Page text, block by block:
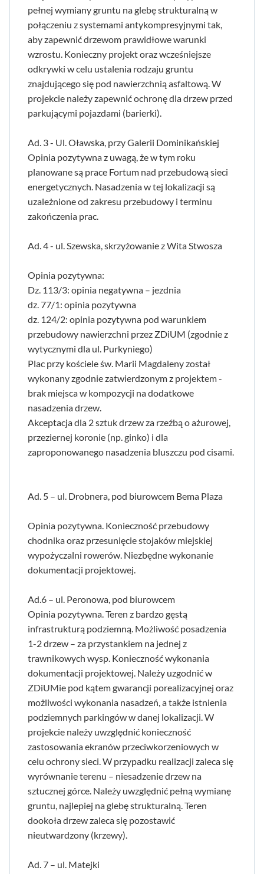
pełnej wymiany gruntu na glebę strukturalną w
połączeniu z systemami antykompresyjnymi tak,
aby zapewnić drzewom prawidłowe warunki
wzrostu. Konieczny projekt oraz wcześniejsze
odkrywki w celu ustalenia rodzaju gruntu
znajdującego się pod nawierzchnią asfaltową. W
projekcie należy zapewnić ochronę dla drzew przed
parkującymi pojazdami (barierki).
Ad. 3 - Ul. Oławska, przy Galerii Dominikańskiej
Opinia pozytywna z uwagą, że w tym roku
planowane są prace Fortum nad przebudową sieci
energetycznych. Nasadzenia w tej lokalizacji są
uzależnione od zakresu przebudowy i terminu
zakończenia prac.
Ad. 4 - ul. Szewska, skrzyżowanie z Wita Stwosza
Opinia pozytywna:
Dz. 113/3: opinia negatywna – jezdnia
dz. 77/1: opinia pozytywna
dz. 124/2: opinia pozytywna pod warunkiem
przebudowy nawierzchni przez ZDiUM (zgodnie z
wytycznymi dla ul. Purkyniego)
Plac przy kościele św. Marii Magdaleny został
wykonany zgodnie zatwierdzonym z projektem -
brak miejsca w kompozycji na dodatkowe
nasadzenia drzew.
Akceptacja dla 2 sztuk drzew za rzeźbą o ażurowej,
przeziernej koronie (np. ginko) i dla
zaproponowanego nasadzenia bluszczu pod cisami.
Ad. 5 – ul. Drobnera, pod biurowcem Bema Plaza
Opinia pozytywna. Konieczność przebudowy
chodnika oraz przesunięcie stojaków miejskiej
wypożyczalni rowerów. Niezbędne wykonanie
dokumentacji projektowej.
Ad.6 – ul. Peronowa, pod biurowcem
Opinia pozytywna. Teren z bardzo gęstą
infrastrukturą podziemną. Możliwość posadzenia
1-2 drzew – za przystankiem na jednej z
trawnikowych wysp. Konieczność wykonania
dokumentacji projektowej. Należy uzgodnić w
ZDiUMie pod kątem gwarancji porealizacyjnej oraz
możliwości wykonania nasadzeń, a także istnienia
podziemnych parkingów w danej lokalizacji. W
projekcie należy uwzględnić konieczność
zastosowania ekranów przeciwkorzeniowych w
celu ochrony sieci. W przypadku realizacji zaleca się
wyrównanie terenu – niesadzenie drzew na
sztucznej górce. Należy uwzględnić pełną wymianę
gruntu, najlepiej na glebę strukturalną. Teren
dookoła drzew zaleca się pozostawić
nieutwardzony (krzewy).
Ad. 7 – ul. Matejki